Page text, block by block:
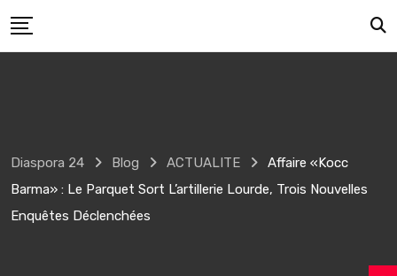
to
Diaspora 24 Blog ACTUALITE
Affaire «Kocc
Barma» : Le Parquet Sort L’artillerie Lourde, Trois Nouvelles
Enquêtes Déclenchées